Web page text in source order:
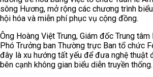
sông Hương, mở rộng các chương trình
hội hóa và miễn phí phục vụ cộng đồng.
Ông Hoàng Việt Trung, Giám đốc Trung
Phó Trưởng ban Thường trực Ban tổ chức
đây là xu hướng tất yếu để đưa nghệ thuật
bên cạnh không gian biểu diễn truyền thống.